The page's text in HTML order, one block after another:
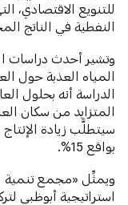
للتنويع الاقتصادي،
النفطية في الناتج
المياه العذبة حول
بواقع 15%.
ويمثِّل «مجمع تنمية
استراتيجية أبوظبي